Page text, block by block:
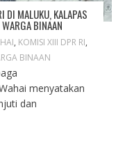
MALUKU, KALAPAS
BINAAN
, KOMISI XIII DPR RI,
BINAAN
menyatakan
dan